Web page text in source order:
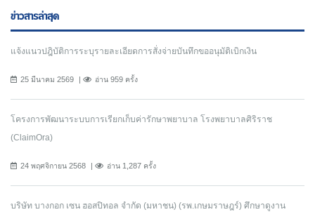
ข่าวสารล่าสุด
แจ้งแนวปฎิบัติการระบุรายละเอียดการสั่งจ่ายบันทึกขออนุมัติเบิกเงิน
25 มีนาคม 2569 อ่าน 959 ครั้ง
โครงการพัฒนาระบบการเรียกเก็บค่ารักษาพยาบาล โรงพยาบาลศิริราช
(ClaimOra)
24 พฤศจิกายน 2568 อ่าน 1,287 ครั้ง
บริษัท บางกอก เซน ฮอสปิทอล จำกัด (มหาชน) (รพ.เกษมราษฎร์) ศึกษาดูงาน